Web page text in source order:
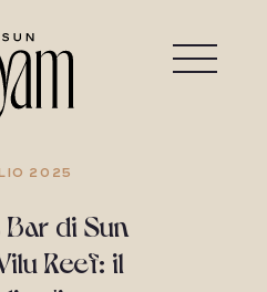
2025
Bar di Sun
Reef: il